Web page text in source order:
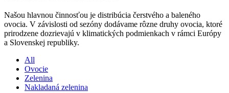
Našou hlavnou činnosťou je distribúcia čerstvého a baleného
ovocia. V závislosti od sezóny dodávame rôzne druhy ovocia, ktoré
prirodzene dozrievajú v klimatických podmienkach v rámci Európy
a Slovenskej republiky.
All
Ovocie
Zelenina
Nakladaná zelenina